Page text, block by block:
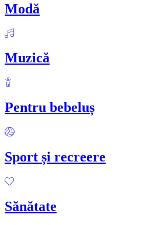
Modă
Muzică
Pentru bebeluș
Sport și recreere
Sănătate